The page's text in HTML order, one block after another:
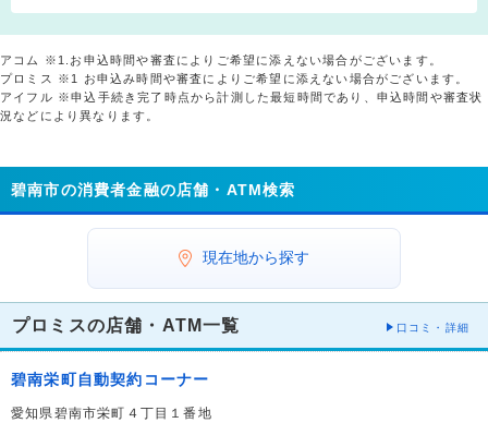
アコム ※1.お申込時間や審査によりご希望に添えない場合がございます。
プロミス ※1 お申込み時間や審査によりご希望に添えない場合がございます。
アイフル ※申込手続き完了時点から計測した最短時間であり、申込時間や審査状
況などにより異なります。
碧南市の消費者金融の店舗・ATM検索
現在地から探す
プロミスの店舗・ATM一覧 口コミ・詳細
碧南栄町自動契約コーナー
愛知県碧南市栄町４丁目１番地